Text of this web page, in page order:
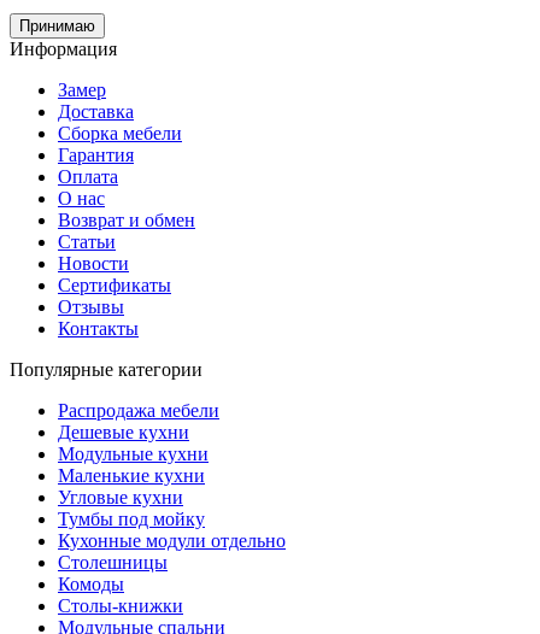
Принимаю
Информация
Замер
Доставка
Сборка мебели
Гарантия
Оплата
О нас
Возврат и обмен
Статьи
Новости
Сертификаты
Отзывы
Контакты
Популярные категории
Распродажа мебели
Дешевые кухни
Модульные кухни
Маленькие кухни
Угловые кухни
Тумбы под мойку
Кухонные модули отдельно
Столешницы
Комоды
Столы-книжки
Модульные спальни